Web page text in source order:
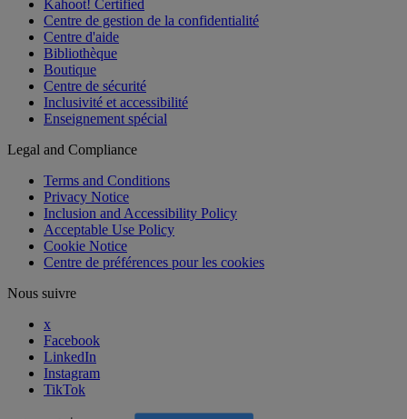
Kahoot! Certified
Centre de gestion de la confidentialité
Centre d'aide
Bibliothèque
Boutique
Centre de sécurité
Inclusivité et accessibilité
Enseignement spécial
Legal and Compliance
Terms and Conditions
Privacy Notice
Inclusion and Accessibility Policy
Acceptable Use Policy
Cookie Notice
Centre de préférences pour les cookies
Nous suivre
x
Facebook
LinkedIn
Instagram
TikTok